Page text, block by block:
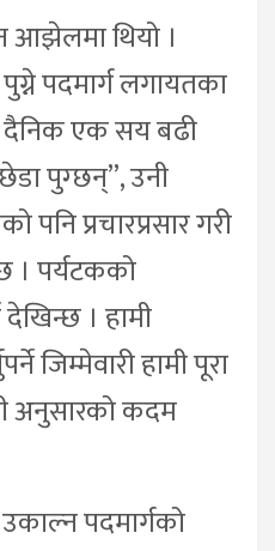
आझेलमा थियो ।
पुग्ने पदमार्ग लगायतका
एक सय बढी
पुग्छन्”, उनी
प्रचारप्रसार गरी
। पर्यटकको
। हामी
जिम्मेवारी हामी पूरा
अनुसारको कदम
पदमार्गको